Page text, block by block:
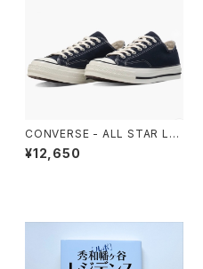
CONVERSE - ALL STAR LG
CY OX (DARK NAVY)
¥12,650